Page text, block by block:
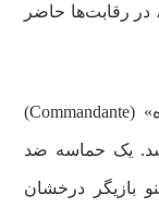
در رقابت‌ها حاضر
جشنواره فیلم ونیز 2023 با فیلم «فرمانده» (Commandante)
شد. یک حماسه ضد
بازیگر درخشان